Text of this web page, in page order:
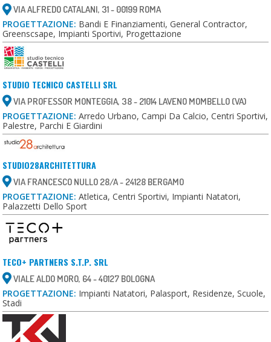
VIA ALFREDO CATALANI, 31 - 00199 ROMA
PROGETTAZIONE: Bandi E Finanziamenti, General Contractor,
Greenscsape, Impianti Sportivi, Progettazione
STUDIO TECNICO CASTELLI SRL
VIA PROFESSOR MONTEGGIA, 38 - 21014 LAVENO MOMBELLO (VA)
PROGETTAZIONE: Arredo Urbano, Campi Da Calcio, Centri Sportivi,
Palestre, Parchi E Giardini
STUDIO28ARCHITETTURA
VIA FRANCESCO NULLO 28/A - 24128 BERGAMO
PROGETTAZIONE: Atletica, Centri Sportivi, Impianti Natatori,
Palazzetti Dello Sport
TECO+ PARTNERS S.T.P. SRL
VIALE ALDO MORO, 64 - 40127 BOLOGNA
PROGETTAZIONE: Impianti Natatori, Palasport, Residenze, Scuole,
Stadi